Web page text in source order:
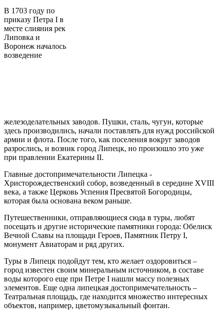
В 1703 году по
приказу Петра I в
месте слияния рек
Липовка и
Воронеж началось
возведение
железоделательных заводов. Пушки, сталь, чугун, которые
здесь производились, начали поставлять для нужд российской
армии и флота. После того, как поселения вокруг заводов
разрослись, и возник город Липецк, но произошло это уже
при правлении Екатерины II.
Главные достопримечательности Липецка -
Христорождественский собор, возведенный в середине XVIII
века, а также Церковь Успения Пресвятой Богородицы,
которая была основана веком раньше.
Путешественники, отправляющиеся сюда в туры, любят
посещать и другие исторические памятники города: Обелиск
Вечной Славы на площади Героев, Памятник Петру I,
монумент Авиаторам и ряд других.
Туры в Липецк подойдут тем, кто желает оздоровиться –
город известен своим минеральным источником, в составе
воды которого еще при Петре I нашли массу полезных
элементов. Еще одна липецкая достопримечательность –
Театральная площадь, где находится множество интересных
объектов, например, цветомузыкальный фонтан.